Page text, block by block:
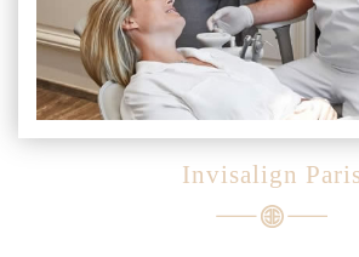
Invisalign